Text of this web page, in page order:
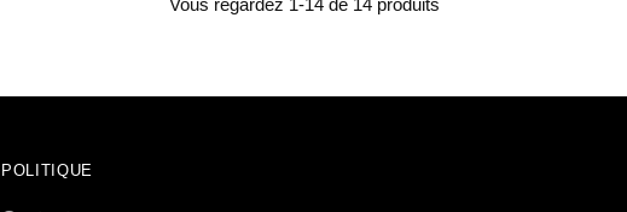
Vous regardez 1-14 de 14 produits
POLITIQUE